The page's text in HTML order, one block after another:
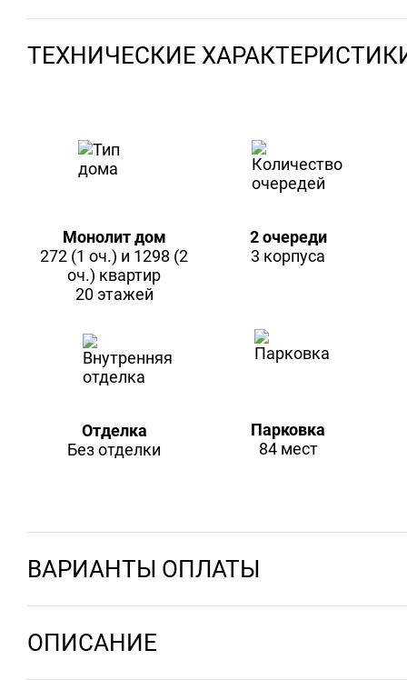
ТЕХНИЧЕСКИЕ
Монолит дом
272 (1 оч.) и 1298 (2
оч.) квартир
20 этажей
2 очереди
3 корпуса
Отделка
Без отделки
Парковка
84 мест
ВАРИАНТЫ ОПЛАТЫ
ОПИСАНИЕ